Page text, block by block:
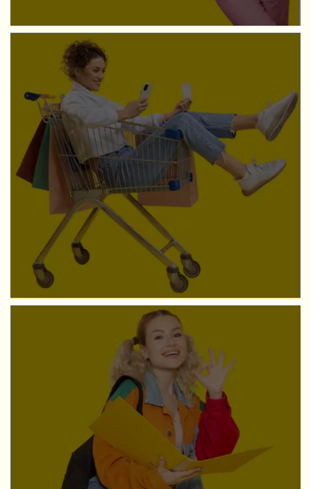
SOSİAL MEDYA
Hohe Followerzahl & Engagement
MEHR
MARKTFORSCHUNG
Qualitative Messung & Ergebnisse
MEHR